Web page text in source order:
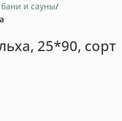
и сауны
25*90, сорт